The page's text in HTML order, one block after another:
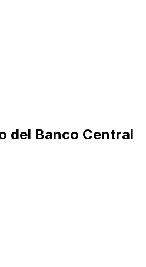
del Banco Central